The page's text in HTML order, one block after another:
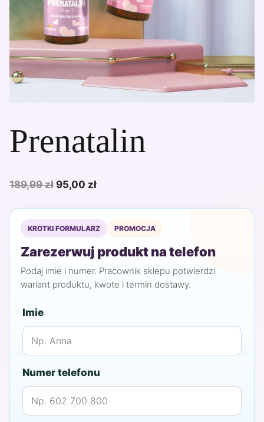
Prenatalin
189,99zł Pierwotna
189,99 zł.
95,00 złAktualna
95,00 zł.
KROTKI FORMULARZ PROMOCJA
Zarezerwuj produkt na telefon
Podaj imie i numer. Pracownik sklepu potwierdzi
wariant produktu, kwote i termin dostawy.
Imie
Numer telefonu